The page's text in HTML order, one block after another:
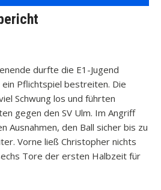
durfte die E1-Jugend
Pflichtspiel bestreiten. Die
Schwung los und führten
gegen den SV Ulm. Im Angriff
Ausnahmen, den Ball sicher bis zu
Vorne ließ Christopher nichts
Tore der ersten Halbzeit für